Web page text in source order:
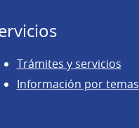
Trámites y servicios
Información por temas